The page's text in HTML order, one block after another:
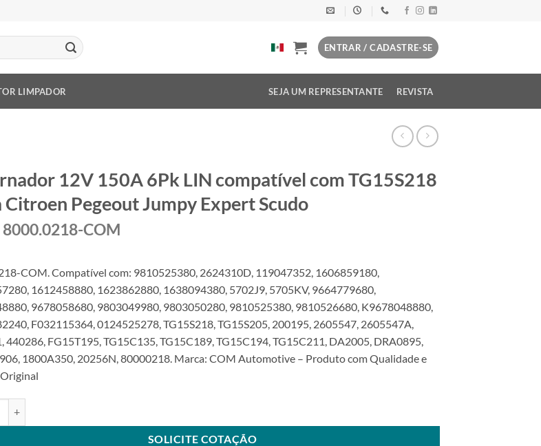
ENTRAR / CADASTRE-SE
LIMPADOR SEJA UM REPRESENTANTE REVISTA
12V 150A 6Pk LIN compatível com TG15S218
Citroen Pegeout Jumpy Expert Scudo
8000.0218-COM
COM. Compatível com: 9810525380, 2624310D, 119047352, 1606859180,
1612458880, 1623862880, 1638094380, 5702J9, 5705KV, 9664779680,
9678058680, 9803049980, 9803050280, 9810525380, 9810526680, K9678048880,
F032115364, 0124525278, TG15S218, TG15S205, 200195, 2605547, 2605547A,
440286, FG15T195, TG15C135, TG15C189, TG15C194, TG15C211, DA2005, DRA0895,
1800A350, 20256N, 80000218. Marca: COM Automotive – Produto com Qualidade e
SOLICITE COTAÇÃO